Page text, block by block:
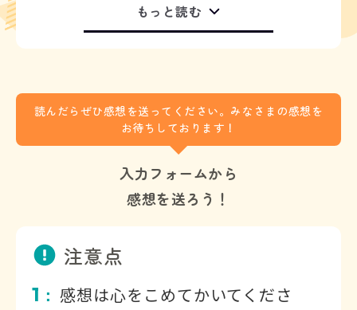
もっと読む
読んだらぜひ感想を送ってください。みなさまの感想を
お待ちしております！
入力フォームから
感想を送ろう！
注意点
1 ： 感想は心をこめてかいてくださ